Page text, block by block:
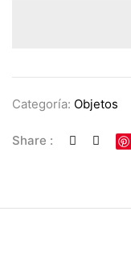
Categoría: Objetos
Share :